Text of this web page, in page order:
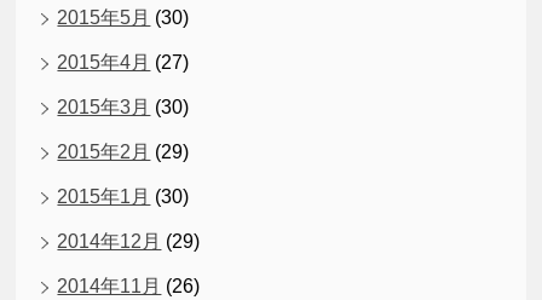
2015年5月 (30)
2015年4月 (27)
2015年3月 (30)
2015年2月 (29)
2015年1月 (30)
2014年12月 (29)
2014年11月 (26)